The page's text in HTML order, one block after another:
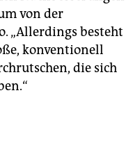
von der
„Allerdings besteht
konventionell
die sich